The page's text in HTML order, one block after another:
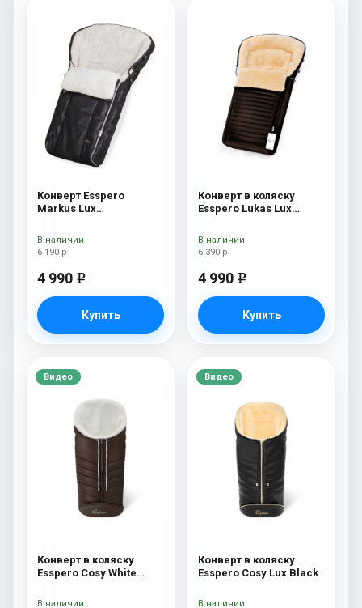
Конверт Esspero
Markus Lux
овечья шерсть) Black
6 190 р
4 990 e
Купить
В наличии
Конверт в коляску
Esspero Lukas Lux
шерсть) Brown
6 390 р
4 990 e
Купить
В наличии
Видео
Конверт в коляску
Esspero Cosy White
В наличии
Видео
Конверт в коляску
Esspero Cosy Lux Black
В наличии